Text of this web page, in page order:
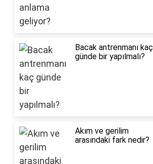
Bacak antrenmanı kaç
günde bir yapılmalı?
Akım ve gerilim
arasındaki fark nedir?